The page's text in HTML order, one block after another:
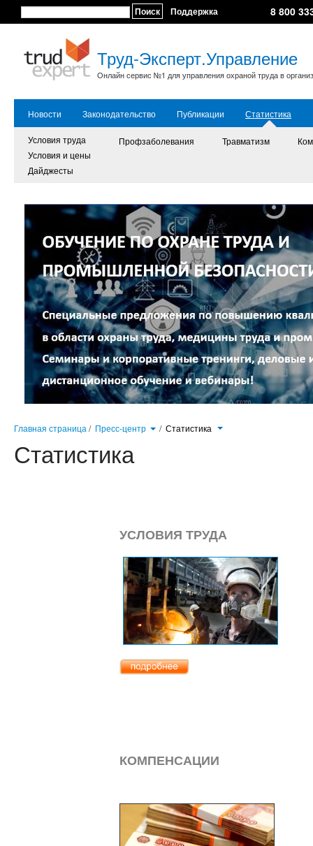
Поиск Поддержка 8 800
Труд-Эксперт.Управление
Онлайн сервис №1 для управления охраной труда в
Новости Законодательство Публикации Статистика
Условия труда
Условия и цены
Дайджесты
Профзаболевания Травматизм
Главная страница / Пресс-центр / Статистика
Статистика
УСЛОВИЯ ТРУДА
КОМПЕНСАЦИИ